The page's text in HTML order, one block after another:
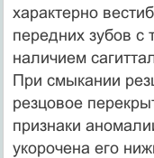
характерно
передних зубов с
наличием
При смыкании
резцовое
признаки
укорочена его